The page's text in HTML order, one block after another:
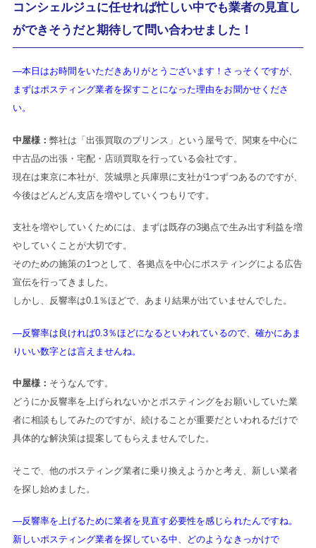
コンシェルジュに任せれば忙しい中でも業者の見直し
ができそうだと期待して問い合わせました！
―本日はお時間をいただきありがとうございます！さっそくですが、
まずはポスティング業者を探すことになった理由をお聞かせくださ
い。
中屋様：弊社は「出張買取のプリンス」という屋号で、関東を中心に
中古品の出張・宅配・店頭買取を行っている会社です。
現在は東京に本社が、茨城県と兵庫県に支社が1つずつあるのですが、
今後はどんどん支店を増やしていくつもりです。
支社を増やしていくためには、まずは既存の3拠点で生み出す利益を増
やしていくことが大切です。
そのための施策の1つとして、各拠点を中心にポスティングによる広告
宣伝を行ってきました。
しかし、反響率は0.1％ほどで、あまり結果が出ていませんでした。
―反響率は良ければ0.3％ほどになるといわれているので、確かにあま
りいい数字とは言えませんね。
中屋様： そうなんです。
どうにか反響率を上げられないかとポスティングをお願いしていた業
者に相談もしてみたのですが、続けることが重要だといわれるだけで
具体的な解決策は提案してもらえませんでした。
そこで、他のポスティング業者に乗り換えようかと考え、新しい業者
を探し始めました。
―反響率を上げるために業者を見直す必要性を感じられたんですね。
新しいポスティング業者を探している中、どのようなきっかけで